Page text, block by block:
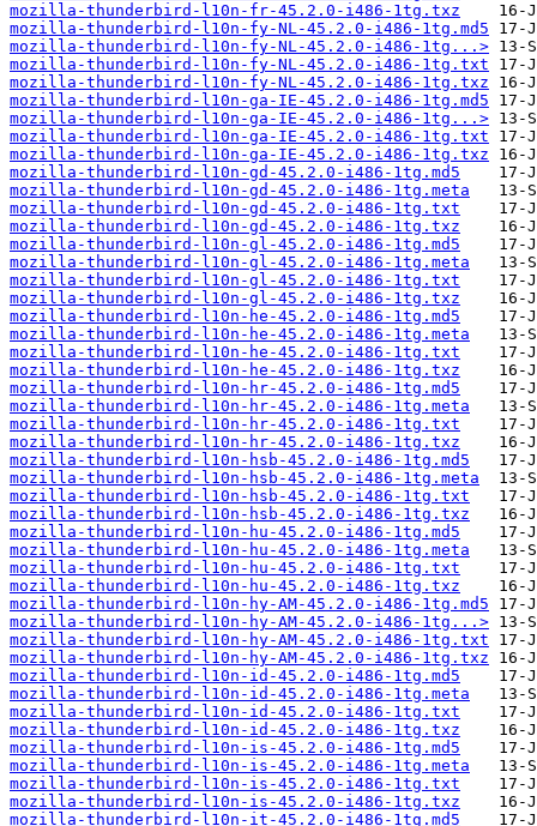
mozilla-thunderbird-l10n-fr-45.2.0-i486-1tg.txz
mozilla-thunderbird-l10n-fy-NL-45.2.0-i486-1tg.md5
mozilla-thunderbird-l10n-fy-NL-45.2.0-i486-1tg...>
mozilla-thunderbird-l10n-fy-NL-45.2.0-i486-1tg.txt
mozilla-thunderbird-l10n-fy-NL-45.2.0-i486-1tg.txz
mozilla-thunderbird-l10n-ga-IE-45.2.0-i486-1tg.md5
mozilla-thunderbird-l10n-ga-IE-45.2.0-i486-1tg...>
mozilla-thunderbird-l10n-ga-IE-45.2.0-i486-1tg.txt
mozilla-thunderbird-l10n-ga-IE-45.2.0-i486-1tg.txz
mozilla-thunderbird-l10n-gd-45.2.0-i486-1tg.md5
mozilla-thunderbird-l10n-gd-45.2.0-i486-1tg.meta
mozilla-thunderbird-l10n-gd-45.2.0-i486-1tg.txt
mozilla-thunderbird-l10n-gd-45.2.0-i486-1tg.txz
mozilla-thunderbird-l10n-gl-45.2.0-i486-1tg.md5
mozilla-thunderbird-l10n-gl-45.2.0-i486-1tg.meta
mozilla-thunderbird-l10n-gl-45.2.0-i486-1tg.txt
mozilla-thunderbird-l10n-gl-45.2.0-i486-1tg.txz
mozilla-thunderbird-l10n-he-45.2.0-i486-1tg.md5
mozilla-thunderbird-l10n-he-45.2.0-i486-1tg.meta
mozilla-thunderbird-l10n-he-45.2.0-i486-1tg.txt
mozilla-thunderbird-l10n-he-45.2.0-i486-1tg.txz
mozilla-thunderbird-l10n-hr-45.2.0-i486-1tg.md5
mozilla-thunderbird-l10n-hr-45.2.0-i486-1tg.meta
mozilla-thunderbird-l10n-hr-45.2.0-i486-1tg.txt
mozilla-thunderbird-l10n-hr-45.2.0-i486-1tg.txz
mozilla-thunderbird-l10n-hsb-45.2.0-i486-1tg.md5
mozilla-thunderbird-l10n-hsb-45.2.0-i486-1tg.meta
mozilla-thunderbird-l10n-hsb-45.2.0-i486-1tg.txt
mozilla-thunderbird-l10n-hsb-45.2.0-i486-1tg.txz
mozilla-thunderbird-l10n-hu-45.2.0-i486-1tg.md5
mozilla-thunderbird-l10n-hu-45.2.0-i486-1tg.meta
mozilla-thunderbird-l10n-hu-45.2.0-i486-1tg.txt
mozilla-thunderbird-l10n-hu-45.2.0-i486-1tg.txz
mozilla-thunderbird-l10n-hy-AM-45.2.0-i486-1tg.md5
mozilla-thunderbird-l10n-hy-AM-45.2.0-i486-1tg...>
mozilla-thunderbird-l10n-hy-AM-45.2.0-i486-1tg.txt
mozilla-thunderbird-l10n-hy-AM-45.2.0-i486-1tg.txz
mozilla-thunderbird-l10n-id-45.2.0-i486-1tg.md5
mozilla-thunderbird-l10n-id-45.2.0-i486-1tg.meta
mozilla-thunderbird-l10n-id-45.2.0-i486-1tg.txt
mozilla-thunderbird-l10n-id-45.2.0-i486-1tg.txz
mozilla-thunderbird-l10n-is-45.2.0-i486-1tg.md5
mozilla-thunderbird-l10n-is-45.2.0-i486-1tg.meta
mozilla-thunderbird-l10n-is-45.2.0-i486-1tg.txt
mozilla-thunderbird-l10n-is-45.2.0-i486-1tg.txz
mozilla-thunderbird-l10n-it-45.2.0-i486-1tg.md5